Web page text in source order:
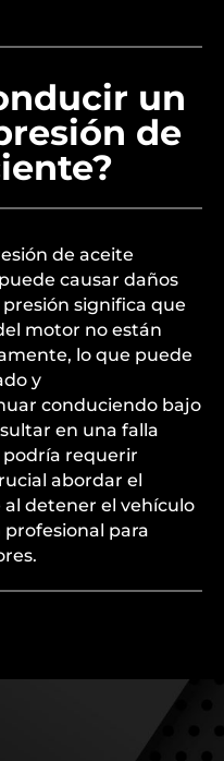
un
de
de aceite
causar daños
significa que
motor no están
lo que puede
y
conduciendo bajo
en una falla
requerir
abordar el
detener el vehículo
profesional para